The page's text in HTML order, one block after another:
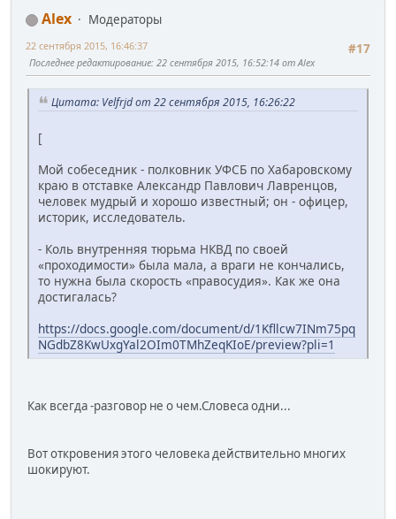
Alex
Модераторы
#17
22 сентября 2015, 16:46:37
Последнее редактирование: 22 сентября 2015, 16:52:14 от Alex
Цитата: Velfrjd от 22 сентября 2015, 16:26:22
[
Мой собеседник - полковник УФСБ по Хабаровскому
краю в отставке Александр Павлович Лавренцов,
человек мудрый и хорошо известный; он - офицер,
историк, исследователь.
- Коль внутренняя тюрьма НКВД по своей
«проходимости» была мала, а враги не кончались,
то нужна была скорость «правосудия». Как же она
достигалась?
https://docs.google.com/document/d/1Kfllcw7INm75pq
NGdbZ8KwUxgYal2OIm0TMhZeqKIoE/preview?pli=1
Как всегда -разговор не о чем.Словеса одни...
Вот откровения этого человека действительно многих
шокируют.